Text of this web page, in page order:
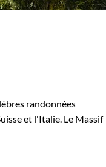
randonnées
et l'Italie. Le Massif